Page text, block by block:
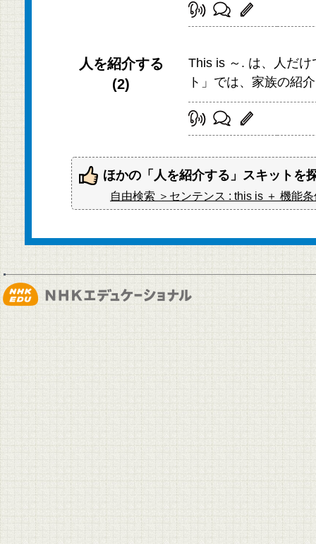
人を紹介する
(2)
This is ～. は、人だ
ト」では、家族の紹
ほかの「人を紹介する」スキットを
自由検索 ＞センテンス : this is ＋ 機能